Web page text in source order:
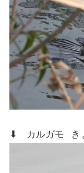
⬇ カルガモ き